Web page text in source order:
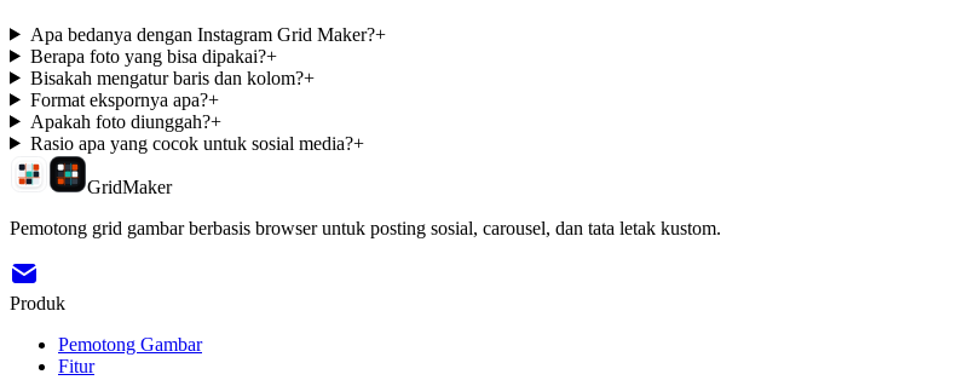
Apa bedanya dengan Instagram Grid Maker?+
Berapa foto yang bisa dipakai?+
Bisakah mengatur baris dan kolom?+
Format ekspornya apa?+
Apakah foto diunggah?+
Rasio apa yang cocok untuk sosial media?+
GridMaker
Pemotong grid gambar berbasis browser untuk posting sosial, carousel, dan tata letak kustom.
Produk
Pemotong Gambar
Fitur